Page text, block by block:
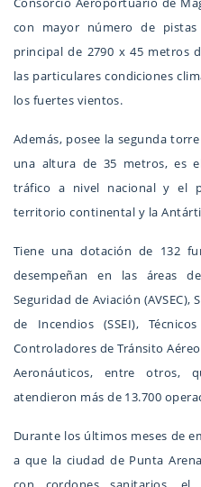
con mayor número de
principal de 2790 x 45 metros
las particulares condiciones
los fuertes vientos.
Además, posee la segunda
una altura de 35 metros, es
tráfico a nivel nacional y el
territorio continental y la
Tiene una dotación de 132
desempeñan en las áreas
Seguridad de Aviación
de Incendios (SSEI),
Controladores de Tránsito
Aeronáuticos, entre otros,
atendieron más de 13.700
Durante los últimos meses de
a que la ciudad de Punta